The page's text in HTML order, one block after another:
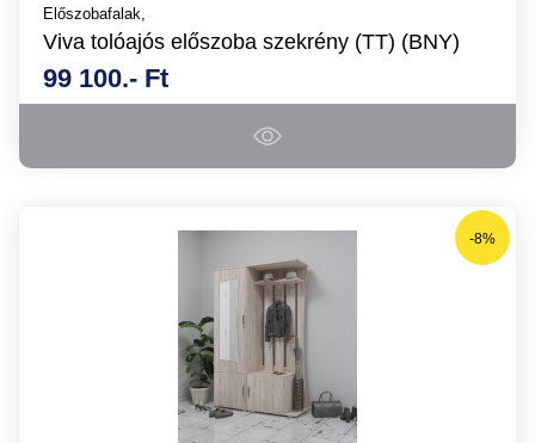
Előszobafalak,
Viva tolóajós előszoba szekrény (TT) (BNY)
99 100.- Ft
-8%